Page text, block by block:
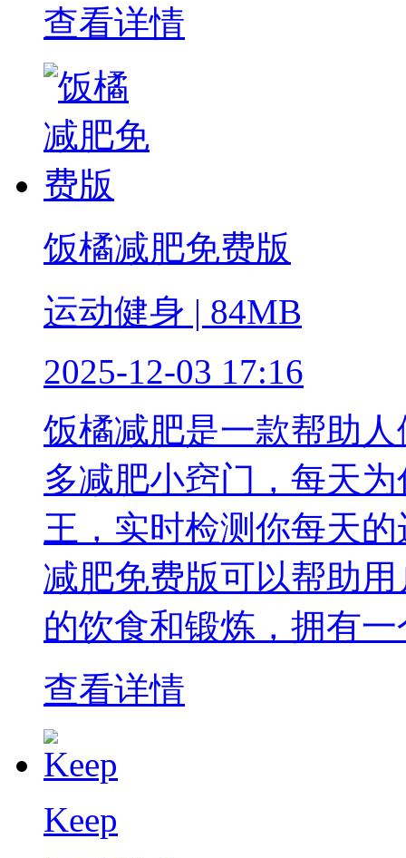
查看详情
饭橘减肥免费版
运动健身 | 84MB
2025-12-03 17:16
饭橘减肥是一款帮助
多减肥小窍门，每天
王，实时检测你每天
减肥免费版可以帮助
的饮食和锻炼，拥有
查看详情
Keep